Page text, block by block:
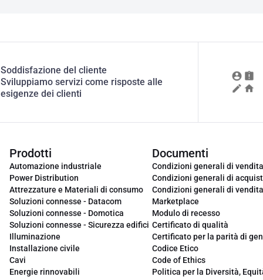
Soddisfazione del cliente
Sviluppiamo servizi come risposte alle
esigenze dei clienti
Prodotti
Automazione industriale
Power Distribution
Attrezzature e Materiali di consumo
Soluzioni connesse - Datacom
Soluzioni connesse - Domotica
Soluzioni connesse - Sicurezza edifici
Illuminazione
Installazione civile
Cavi
Energie rinnovabili
Documenti
Condizioni generali di vendita
Condizioni generali di
Condizioni generali di vendita
Marketplace
Modulo di recesso
Certificato di qualità
Certificato per la parità di
Codice Etico
Code of Ethics
Politica per la Diversità,